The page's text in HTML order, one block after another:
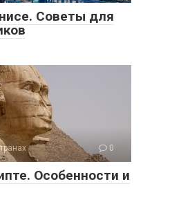
Советы для
0
Особенности и